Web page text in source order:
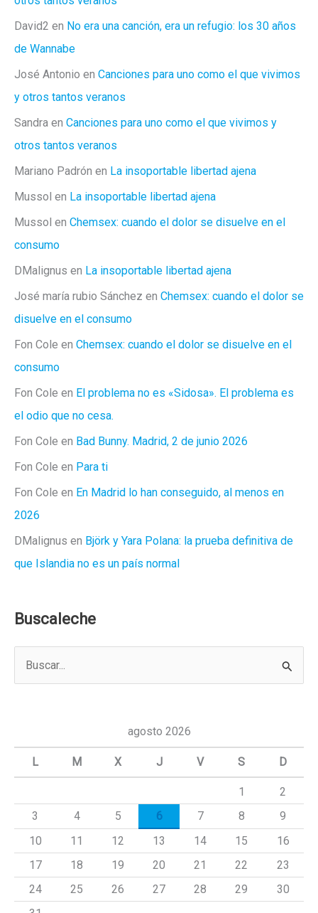
David2 en No era una canción, era un refugio: los 30 años
de Wannabe
José Antonio en Canciones para uno como el que vivimos
y otros tantos veranos
Sandra en Canciones para uno como el que vivimos y
otros tantos veranos
Mariano Padrón en La insoportable libertad ajena
Mussol en La insoportable libertad ajena
Mussol en Chemsex: cuando el dolor se disuelve en el
consumo
DMalignus en La insoportable libertad ajena
José maría rubio Sánchez en Chemsex: cuando el dolor se
disuelve en el consumo
Fon Cole en Chemsex: cuando el dolor se disuelve en el
consumo
Fon Cole en El problema no es «Sidosa». El problema es
el odio que no cesa.
Fon Cole en Bad Bunny. Madrid, 2 de junio 2026
Fon Cole en Para ti
Fon Cole en En Madrid lo han conseguido, al menos en
2026
DMalignus en Björk y Yara Polana: la prueba definitiva de
que Islandia no es un país normal
Buscaleche
a
agosto 2026
L M X J V S D
1
2
3
4 5 6 7 8
9
10
11 12 13 14 15
16
17
18 19 20 21 22
23
24
25 26 27 28 29
30